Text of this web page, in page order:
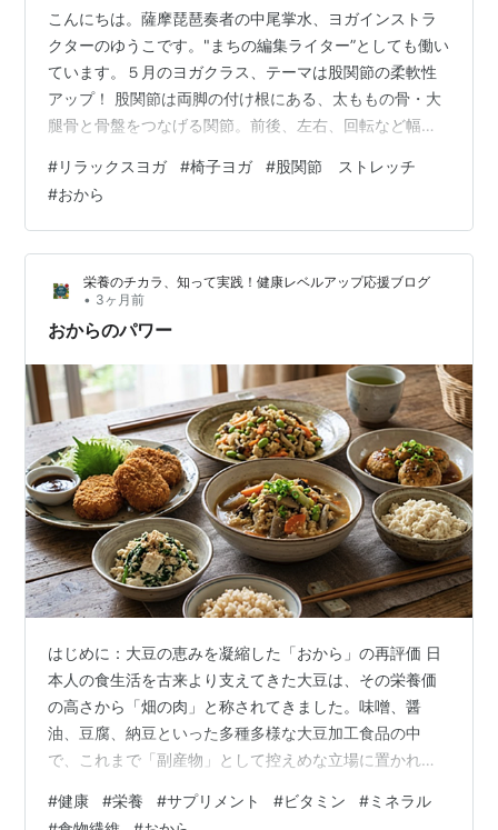
こんにちは。薩摩琵琶奏者の中尾掌水、ヨガインストラ
クターのゆうこです。"まちの編集ライター”としても働い
ています。５月のヨガクラス、テーマは股関節の柔軟性
アップ！ 股関節は両脚の付け根にある、太ももの骨・大
腿骨と骨盤をつなげる関節。前後、左右、回転など幅広
減り、痛みが出る場合がありますが、デスクワークやテ
レワークの普及による運動不足や姿勢の悪さなどで、年
齢にかかわらず、股関節がかたくなっている方、つまっ
ている方が多いです。しかし、股関節は下半身を支える
重要な部分。歩く・運動する際の足さばきにも関係しま
す。なので、股関節がつまると、つまづきやす…
#リラックスヨガ #椅子ヨガ #股関節 ストレッチ
#おから
栄養のチカラ、知って実践！健康レベルアップ応援ブログ
• 3ヶ月前
おからのパワー
はじめに：大豆の恵みを凝縮した「おから」の再評価 日
本人の食生活を古来より支えてきた大豆は、その栄養価
の高さから「畑の肉」と称されてきました。味噌、醤
油、豆腐、納豆といった多種多様な大豆加工食品の中
で、これまで「副産物」として控えめな立場に置かれて
り出した際に残る不溶性の固形分であり、江戸時代の料
#健康 #栄養 #サプリメント #ビタミン #ミネラル